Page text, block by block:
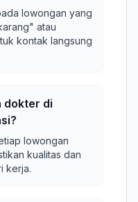
lowongan yang
atau
kontak langsung
dokter di
lowongan
kualitas dan
kerja.